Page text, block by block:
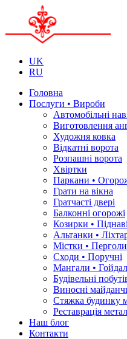
UK
RU
Головна
Послуги • Вироби
Автомобільні
Виготовлення
Художня ковка
Відкатні ворота
Розпашні ворота
Хвіртки
Паркани •
Грати на вікна
Гратчасті двері
Балконні огорожі
Козирки •
Альтанки •
Містки • Перголи
Сходи • Поручні
Мангали •
Будівельні
Виносні
Стяжка будинку
Реставрація
Наш блог
Контакти